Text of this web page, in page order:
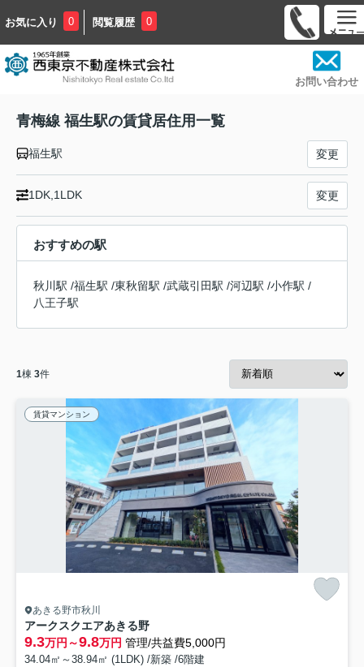
お気に入り 0 閲覧履歴 0
お問い合わせ
青梅線 福生駅の賃貸居住用一覧
福生駅 変更
1DK,1LDK 変更
おすすめの駅
秋川駅 /福生駅 /東秋留駅 /武蔵引田駅 /河辺駅 /小作駅 /
八王子駅
1棟 3件
賃貸マンション
あきる野市秋川
アークスクエアあきる野
9.3万円～9.8万円 管理/共益費5,000円
34.04㎡～38.94㎡ (1LDK) /新築 /6階建